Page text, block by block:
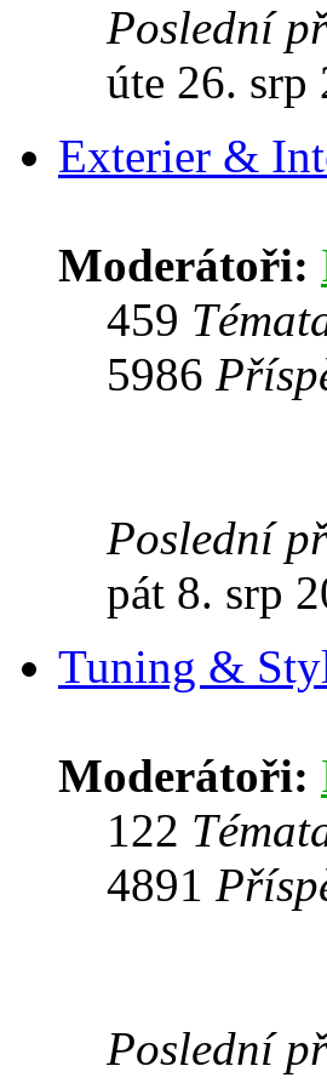
Poslední
úte 26. srp
Exterier &
Moderátoři:
459
5986
Poslední
pát 8. srp
Tuning &
Moderátoři:
122
4891
Poslední